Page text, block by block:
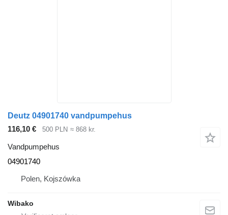
Deutz 04901740 vandpumpehus
116,10 €
500 PLN ≈ 868 kr.
Vandpumpehus
04901740
Polen, Kojszówka
Wibako